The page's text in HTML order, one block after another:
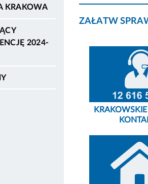
KRAKOWA
2024-
ZAŁATW